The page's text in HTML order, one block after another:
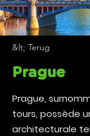
&lt; Terug
Prague
Prague,
tours, possède
architecturale